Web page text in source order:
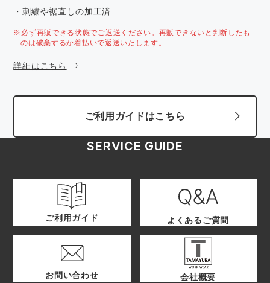
・刺繍や裾直しの加工済
※必ず再販できる状態でご返送ください。再販できないと判断したも
のは破棄するか着払いで返送いたします。
詳細はこちら
ご利用ガイドはこちら
SERVICE GUIDE
ご利用ガイド よくあるご質問
お問い合わせ 会社概要